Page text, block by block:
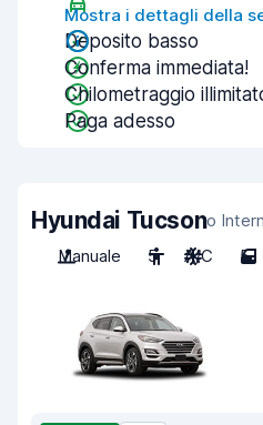
Mostra i dettagli della
Deposito basso
Conferma immediata!
Chilometraggio
Paga adesso
Hyundai Tucsono
Manuale
5 A/C 5